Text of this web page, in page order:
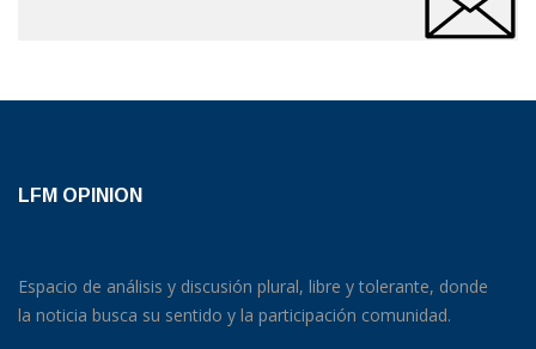
LFM OPINION
Espacio de análisis y discusión plural, libre y tolerante, donde
la noticia busca su sentido y la participación comunidad.